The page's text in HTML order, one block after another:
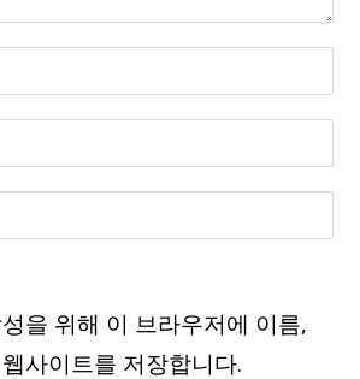
을 위해 이 브라우저에 이름,
사이트를 저장합니다.